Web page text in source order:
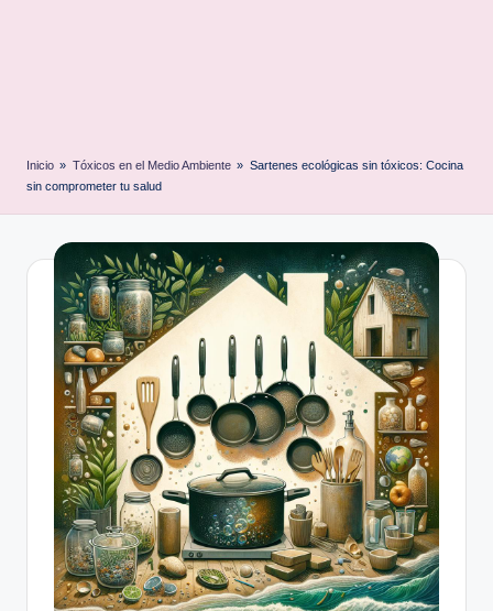
Inicio » Tóxicos en el Medio Ambiente » Sartenes ecológicas sin tóxicos: Cocina
sin comprometer tu salud